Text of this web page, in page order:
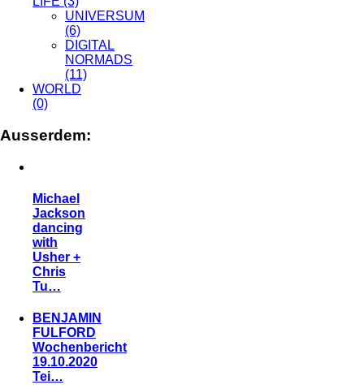
UNIVERSUM
(6)
DIGITAL
NORMADS
(11)
WORLD
(0)
Ausserdem:
Michael
Jackson
dancing
with
Usher +
Chris
Tu…
BENJAMIN
FULFORD
Wochenbericht
19.10.2020
Tei…